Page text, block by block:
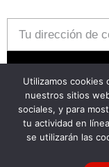
Email
Politica de
Utilizamos cookies
nuestros sitios
sociales, y para
tu actividad en
se utilizarán las